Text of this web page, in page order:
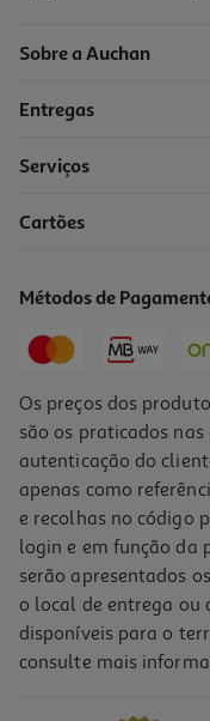
Sobre a Auchan
Entregas
Serviços
Cartões
Métodos de
Os preços dos
são os praticados
autenticação do
apenas como
e recolhas no código
login e em função da
serão apresentados
o local de entrega ou
disponíveis para o
consulte mais